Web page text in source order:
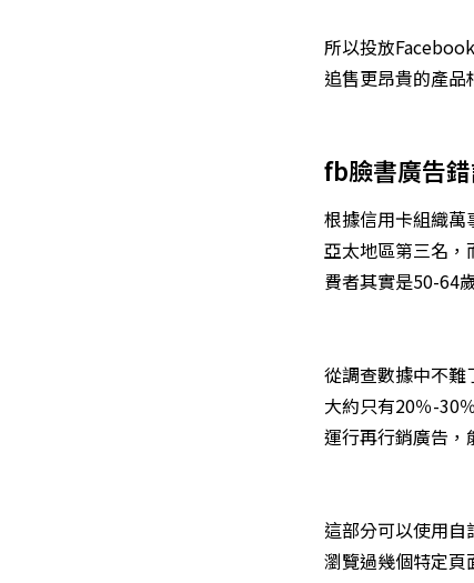
所以投放
追售更昂貴的產品
fb臉書廣告
根據信用卡組織
亞太地區第三名，
費者其實是50-64
從調查數據中不難
大約只有20％-30
運行再行銷廣告
這部分可以使用自
瀏覽過幾個特定頁